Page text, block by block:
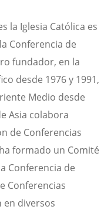
la Iglesia Católica es
Conferencia de
fundador, en la
desde 1976 y 1991,
Medio desde
Asia colabora
de Conferencias
formado un Comité
Conferencia de
Conferencias
en diversos